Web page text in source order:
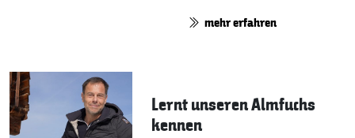
mehr erfahren
Lernt unseren Almfuchs
kennen